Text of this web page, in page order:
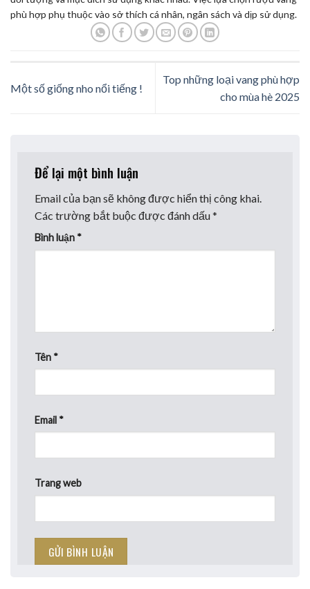
phù hợp phụ thuộc vào sở thích cá nhân, ngân sách và dịp sử dụng.
Một số giống nho nổi tiếng !
Top những loại vang phù hợp
cho mùa hè 2025
Để lại một bình luận
Email của bạn sẽ không được hiển thị công khai.
Các trường bắt buộc được đánh dấu*
Bình luận *
Tên *
Email *
Trang web